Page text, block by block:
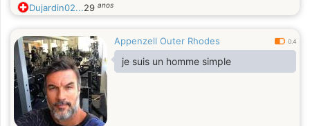
Dujardin02...29 anos
Appenzell Outer Rhodes 0.4
je suis un homme simple